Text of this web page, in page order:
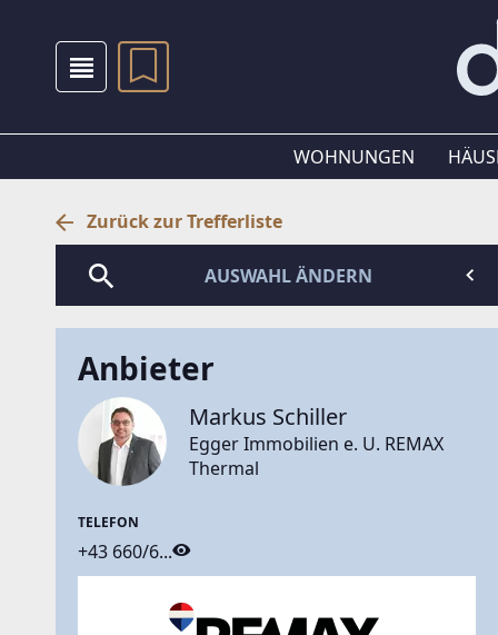
WOHNUNGEN
Zurück zur Trefferliste
AUSWAHL ÄNDERN
Anbieter
Markus Schiller
Egger Immobilien e. U. REMAX
Thermal
TELEFON
+43 660/6...